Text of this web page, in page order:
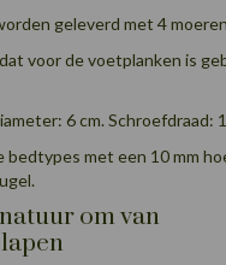
geleverd met 4
voor de voetplanken is
6 cm. Schroefdraad:
bedtypes met een 10 mm
om van